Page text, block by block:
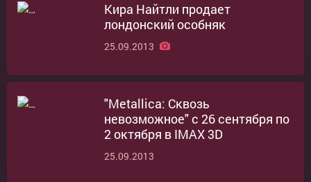
Кира Найтли продает
лондонский особняк
25.09.2013
"Metallica: Сквозь
невозможное" с 26 сентября по
2 октября в IMAX 3D
25.09.2013